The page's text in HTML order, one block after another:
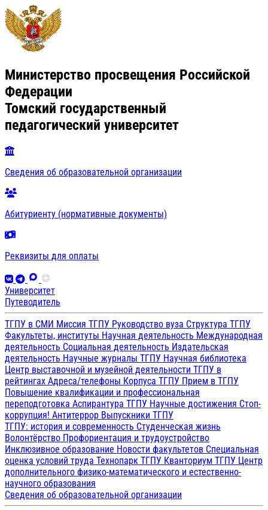
Министерство просвещения Российской
Федерации
Томский государственный
педагогический университет
Сведения об образовательной организации
Абитуриенту (нормативные документы)
Реквизиты для оплаты
Университет
Путеводитель
ТГПУ в СМИ Миссия ТГПУ Руководство вуза Структура ТГПУ
Факультеты, институты Научная деятельность Международная
деятельность Социальная деятельность Издательская
деятельность Научные журналы ТГПУ Научная библиотека
Центр выставочной и музейной деятельности ТГПУ в
рейтингах Адреса/телефоны Корпуса ТГПУ Прием в ТГПУ
Повышение квалификации и профессиональная
переподготовка Аспирантура ТГПУ Научные достижения Стоп-
коррупция! Антитеррор Выпускники ТГПУ
ТГПУ: история и современность Студенческая жизнь
Волонтёрство Профориентация и трудоустройство
Инклюзивное образование Новости факультетов Специальная
оценка условий труда Технопарк ТГПУ Кванториум ТГПУ Центр
дополнительного физико-математического и естественно-
научного образования
Сведения об образовательной организации